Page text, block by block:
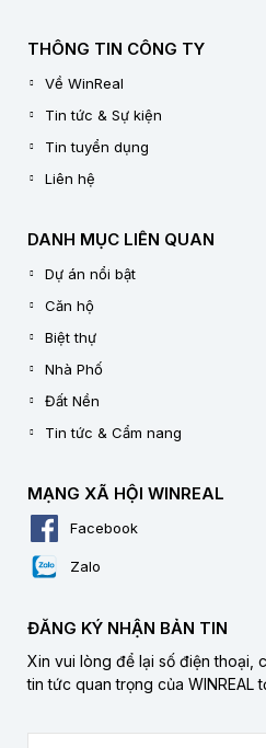
THÔNG TIN CÔNG TY
Về WinReal
Tin tức & Sự kiện
Tin tuyển dụng
Liên hệ
DANH MỤC LIÊN QUAN
Dự án nổi bật
Căn hộ
Biệt thự
Nhà Phố
Đất Nền
Tin tức & Cẩm nang
MẠNG XÃ HỘI WINREAL
Facebook
Zalo
ĐĂNG KÝ NHẬN BẢN TIN
Xin vui lòng để lại số điện thoại,
tin tức quan trọng của WINREAL